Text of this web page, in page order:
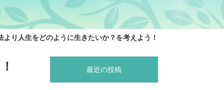
り人生をどのように生きたいか？を考えよう！
最近の投稿